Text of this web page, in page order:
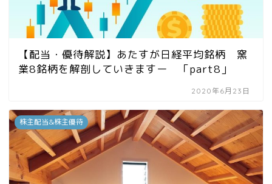
【配当・優待解説】あたすが日経平均銘柄 窯
業8銘柄を解剖していきますー 「part8」
2020年6月23日
株主配当&株主優待